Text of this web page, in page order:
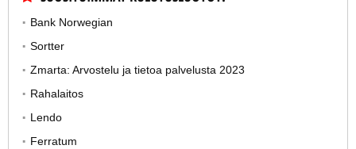
Bank Norwegian
Sortter
Zmarta: Arvostelu ja tietoa palvelusta 2023
Rahalaitos
Lendo
Ferratum